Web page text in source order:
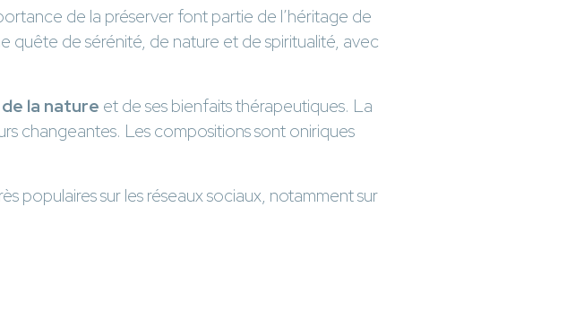
de la préserver font partie de l’héritage de
de sérénité, de nature et de spiritualité, avec
la nature et de ses bienfaits thérapeutiques. La
changeantes. Les compositions sont oniriques
populaires sur les réseaux sociaux, notamment sur